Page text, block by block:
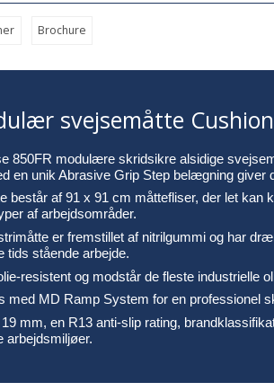
Brochure
svejsemåtte
850FR modulære skridsikre alsidige
en unik Abrasive Grip Step belægning
består af 91 x 91 cm måttefliser, der let
af arbejdsområder.
er fremstillet af nitrilgummi og har
stående arbejde.
resistent og modstår de fleste industrielle
med MD Ramp System for en professionel
mm, en R13 anti-slip rating,